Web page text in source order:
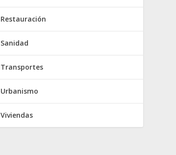
Restauración
Sanidad
Transportes
Urbanismo
Viviendas